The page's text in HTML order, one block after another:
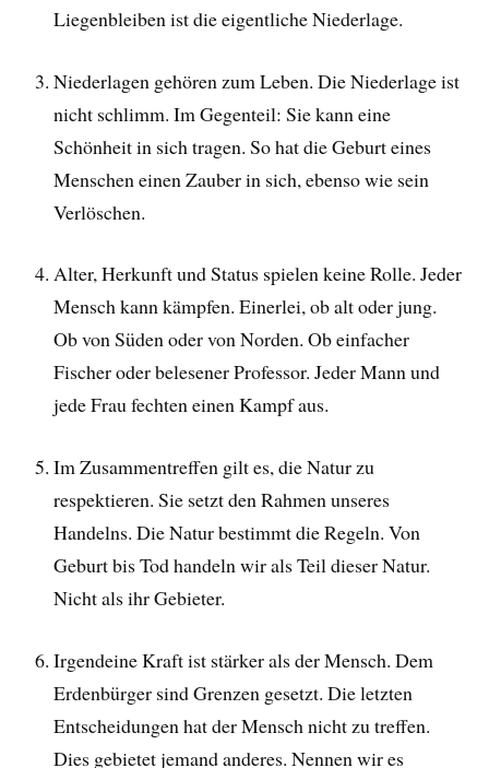
Liegenbleiben ist die eigentliche Niederlage.
Niederlagen gehören zum Leben. Die Niederlage ist
nicht schlimm. Im Gegenteil: Sie kann eine
Schönheit in sich tragen. So hat die Geburt eines
Menschen einen Zauber in sich, ebenso wie sein
Verlöschen.
Alter, Herkunft und Status spielen keine Rolle. Jeder
Mensch kann kämpfen. Einerlei, ob alt oder jung.
Ob von Süden oder von Norden. Ob einfacher
Fischer oder belesener Professor. Jeder Mann und
jede Frau fechten einen Kampf aus.
Im Zusammentreffen gilt es, die Natur zu
respektieren. Sie setzt den Rahmen unseres
Handelns. Die Natur bestimmt die Regeln. Von
Geburt bis Tod handeln wir als Teil dieser Natur.
Nicht als ihr Gebieter.
Irgendeine Kraft ist stärker als der Mensch. Dem
Erdenbürger sind Grenzen gesetzt. Die letzten
Entscheidungen hat der Mensch nicht zu treffen.
Dies gebietet jemand anderes. Nennen wir es